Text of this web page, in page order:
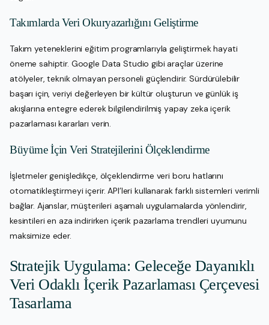
Takımlarda Veri Okuryazarlığını Geliştirme
Takım yeteneklerini eğitim programlarıyla geliştirmek hayati
öneme sahiptir. Google Data Studio gibi araçlar üzerine
atölyeler, teknik olmayan personeli güçlendirir. Sürdürülebilir
başarı için, veriyi değerleyen bir kültür oluşturun ve günlük iş
akışlarına entegre ederek bilgilendirilmiş yapay zeka içerik
pazarlaması kararları verin.
Büyüme İçin Veri Stratejilerini Ölçeklendirme
İşletmeler genişledikçe, ölçeklendirme veri boru hatlarını
otomatikleştirmeyi içerir. API’leri kullanarak farklı sistemleri verimli
bağlar. Ajanslar, müşterileri aşamalı uygulamalarda yönlendirir,
kesintileri en aza indirirken içerik pazarlama trendleri uyumunu
maksimize eder.
Stratejik Uygulama: Geleceğe Dayanıklı
Veri Odaklı İçerik Pazarlaması Çerçevesi
Tasarlama